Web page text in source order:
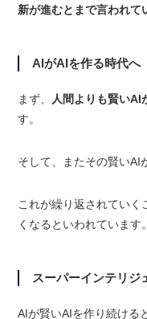
新が進むとまで言われて
AIがAIを作る時代へ
まず、 人間よりも賢いAI
す。
そして、またその賢いAI
これが繰り返されていく
くなるといわれています。
スーパーインテリジ
AIが賢いAIを作り続ける